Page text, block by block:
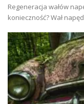
Regeneracja wałów
konieczność? Wał